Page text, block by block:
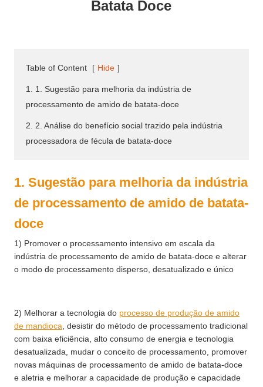
Batata Doce
Table of Content [ Hide ]
1. 1. Sugestão para melhoria da indústria de
processamento de amido de batata-doce
2. 2. Análise do benefício social trazido pela indústria
processadora de fécula de batata-doce
1. Sugestão para melhoria da indústria
de processamento de amido de batata-
doce
1) Promover o processamento intensivo em escala da
indústria de processamento de amido de batata-doce e alterar
o modo de processamento disperso, desatualizado e único
2) Melhorar a tecnologia do processo de produção de amido
de mandioca , desistir do método de processamento tradicional
com baixa eficiência, alto consumo de energia e tecnologia
desatualizada, mudar o conceito de processamento, promover
novas máquinas de processamento de amido de batata-doce
e aletria e melhorar a capacidade de produção e capacidade